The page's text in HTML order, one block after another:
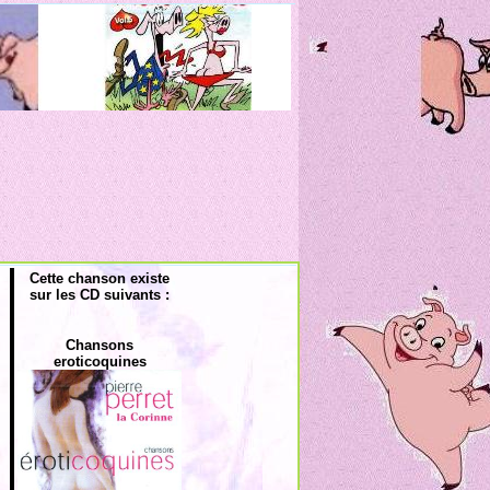
Cette chanson existe
sur les CD suivants :
Chansons
eroticoquines